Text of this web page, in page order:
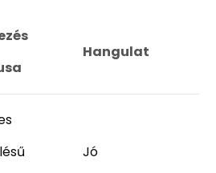
Hangulat
Jó